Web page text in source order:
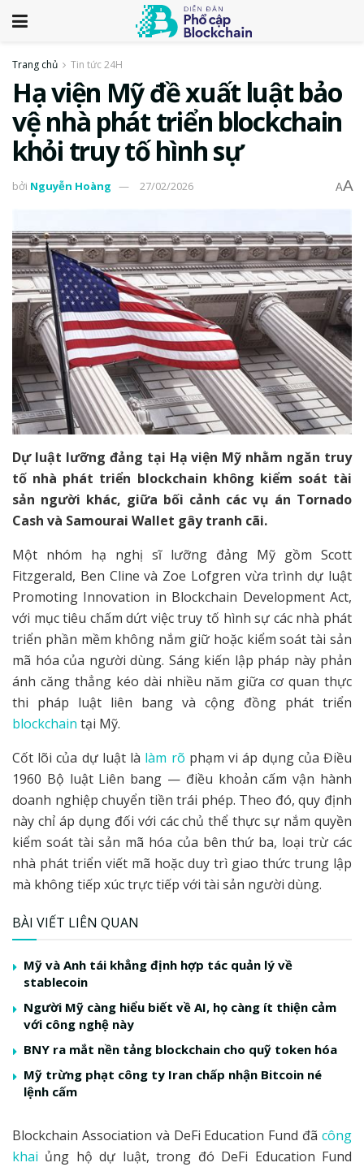
Trang chủ Tin tức 24H
Hạ viện Mỹ đề xuất luật bảo
vệ nhà phát triển blockchain
khỏi truy tố hình sự
bởi Nguyễn Hoàng 27/02/2026 AA
Dự luật lưỡng đảng tại Hạ viện Mỹ nhằm ngăn truy
tố nhà phát triển blockchain không kiểm soát tài
sản người khác, giữa bối cảnh các vụ án Tornado
Cash và Samourai Wallet gây tranh cãi.
Một nhóm hạ nghị sĩ lưỡng đảng Mỹ gồm Scott
Fitzgerald, Ben Cline và Zoe Lofgren vừa trình dự luật
Promoting Innovation in Blockchain Development Act,
với mục tiêu chấm dứt việc truy tố hình sự các nhà phát
triển phần mềm không nắm giữ hoặc kiểm soát tài sản
mã hóa của người dùng. Sáng kiến lập pháp này phản
ánh căng thẳng kéo dài nhiều năm giữa cơ quan thực
thi pháp luật liên bang và cộng đồng phát triển
blockchain tại Mỹ.
Cốt lõi của dự luật là làm rõ phạm vi áp dụng của Điều
1960 Bộ luật Liên bang — điều khoản cấm vận hành
doanh nghiệp chuyển tiền trái phép. Theo đó, quy định
này chỉ áp dụng đối với các chủ thể thực sự nắm quyền
kiểm soát tài sản mã hóa của bên thứ ba, loại trừ các
nhà phát triển viết mã hoặc duy trì giao thức trung lập
mà không tiếp xúc trực tiếp với tài sản người dùng.
BÀI VIẾT LIÊN QUAN
Mỹ và Anh tái khẳng định hợp tác quản lý về
stablecoin
Người Mỹ càng hiểu biết về AI, họ càng ít thiện cảm
với công nghệ này
BNY ra mắt nền tảng blockchain cho quỹ token hóa
Mỹ trừng phạt công ty Iran chấp nhận Bitcoin né
lệnh cấm
Blockchain Association và DeFi Education Fund đã công
khai ủng hộ dự luật, trong đó DeFi Education Fund